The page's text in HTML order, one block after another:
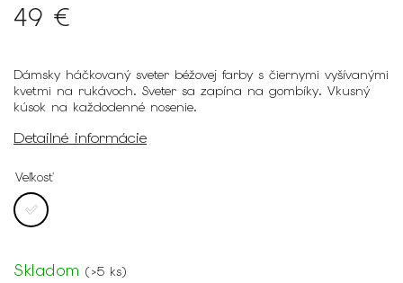
49 €
Dámsky háčkovaný sveter béžovej farby s čiernymi vyšívanými
kvetmi na rukávoch. Sveter sa zapína na gombíky. Vkusný
kúsok na každodenné nosenie.
Detailné informácie
Veľkosť
Skladom (>5 ks)